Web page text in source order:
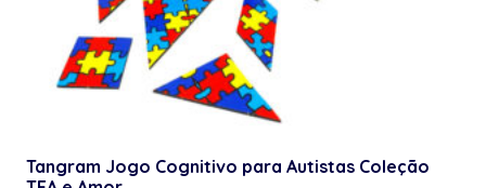
Tangram Jogo Cognitivo para Autistas Coleção